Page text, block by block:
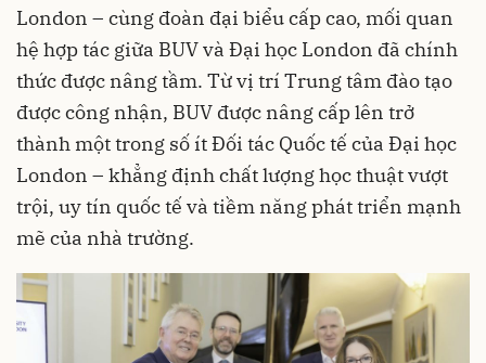
London – cùng đoàn đại biểu cấp cao, mối quan
hệ hợp tác giữa BUV và Đại học London đã chính
thức được nâng tầm. Từ vị trí Trung tâm đào tạo
được công nhận, BUV được nâng cấp lên trở
thành một trong số ít Đối tác Quốc tế của Đại học
London – khẳng định chất lượng học thuật vượt
trội, uy tín quốc tế và tiềm năng phát triển mạnh
mẽ của nhà trường.